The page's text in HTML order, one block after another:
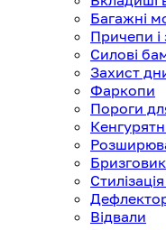
Багажні
Причепи і
Силові
Захист
Фаркопи
Пороги
Відвали